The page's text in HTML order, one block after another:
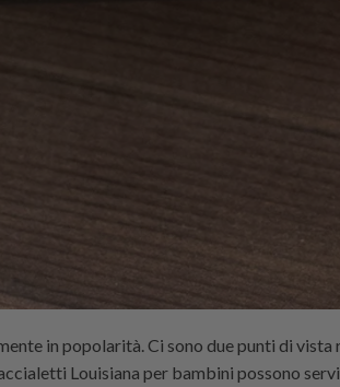
in popolarità. Ci sono due punti di
Louisiana per bambini possono